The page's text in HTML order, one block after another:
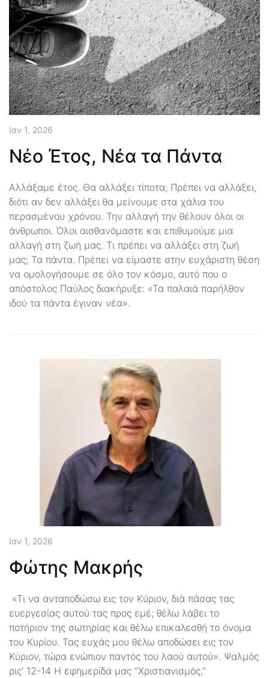
Ιαν 1, 2026
Νέο Έτος, Νέα τα Πάντα
Αλλάξαμε έτος. Θα αλλάξει τίποτα; Πρέπει να αλλάξει,
διότι αν δεν αλλάξει θα μείνουμε στα χάλια του
περασμένου χρόνου. Την αλλαγή την θέλουν όλοι οι
άνθρωποι. Όλοι αισθανόμαστε και επιθυμούμε μια
αλλαγή στη ζωή μας. Τι πρέπει να αλλάξει στη ζωή
μας; Τα πάντα. Πρέπει να είμαστε στην ευχάριστη θέση
να ομολογήσουμε σε όλο τον κόσμο, αυτό που ο
απόστολος Παύλος διακήρυξε: «Τα παλαιά παρήλθον
ιδού τα πάντα έγιναν νέα».
Ιαν 1, 2026
Φώτης Μακρής
«Τι να ανταποδώσω εις τον Κύριον, διά πάσας τας
ευεργεσίας αυτού τας προς εμέ; θέλω λάβει το
ποτήριον της σωτηρίας και θέλω επικαλεσθή το όνομα
του Κυρίου. Τας ευχάς μου θέλω αποδώσει εις τον
Κύριον, τώρα ενώπιον παντός του λαού αυτού». Ψαλμός
ρις' 12-14 Η εφημερίδα μας “Χριστιανισμός,”